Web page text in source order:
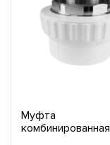
Муфта
комбинированная